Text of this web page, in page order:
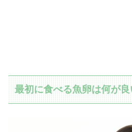
最初に食べる魚卵は何が